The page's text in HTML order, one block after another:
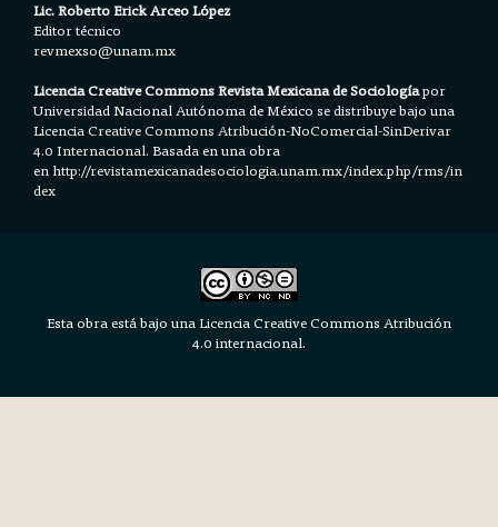
Lic. Roberto Erick Arceo López
Editor técnico
revmexso@unam.mx
Licencia Creative Commons Revista Mexicana de Sociologíapor
Universidad Nacional Autónoma de México se distribuye bajo una
LicenciaCreative Commons Atribución-NoComercial-SinDerivar
4.0 Internacional.Basada en una obra
en http://revistamexicanadesociologia.unam.mx/index.php/rms/in
dex
Esta obra está bajo una Licencia Creative Commons Atribución
4.0 internacional.